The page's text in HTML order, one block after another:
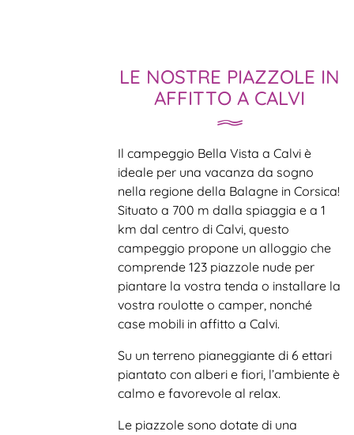
LE NOSTRE PIAZZOLE IN
AFFITTO A CALVI
Il campeggio Bella Vista a Calvi è
ideale per una vacanza da sogno
nella regione della Balagne in Corsica!
Situato a 700 m dalla spiaggia e a 1
km dal centro di Calvi, questo
campeggio propone un alloggio che
comprende 123 piazzole nude per
piantare la vostra tenda o installare la
vostra roulotte o camper, nonché
case mobili in affitto a Calvi.
Su un terreno pianeggiante di 6 ettari
piantato con alberi e fiori, l’ambiente è
calmo e favorevole al relax.
Le piazzole sono dotate di una